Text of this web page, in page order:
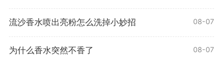
流沙香水喷出亮粉怎么洗掉小妙招 08-07
为什么香水突然不香了 08-07